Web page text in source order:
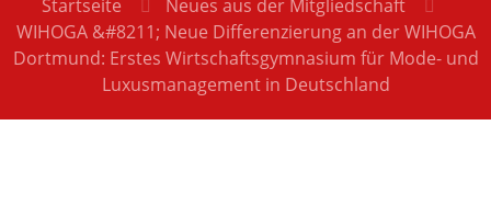
Startseite
Neues aus der Mitgliedschaft
WIHOGA &#8211; Neue Differenzierung an der WIHOGA
Dortmund: Erstes Wirtschaftsgymnasium für Mode- und
Luxusmanagement in Deutschland